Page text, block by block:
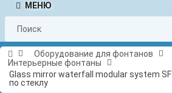
МЕНЮ
Оборудование для фонтанов
Интерьерные фонтаны
Glass mirror waterfall modular system
по стеклу